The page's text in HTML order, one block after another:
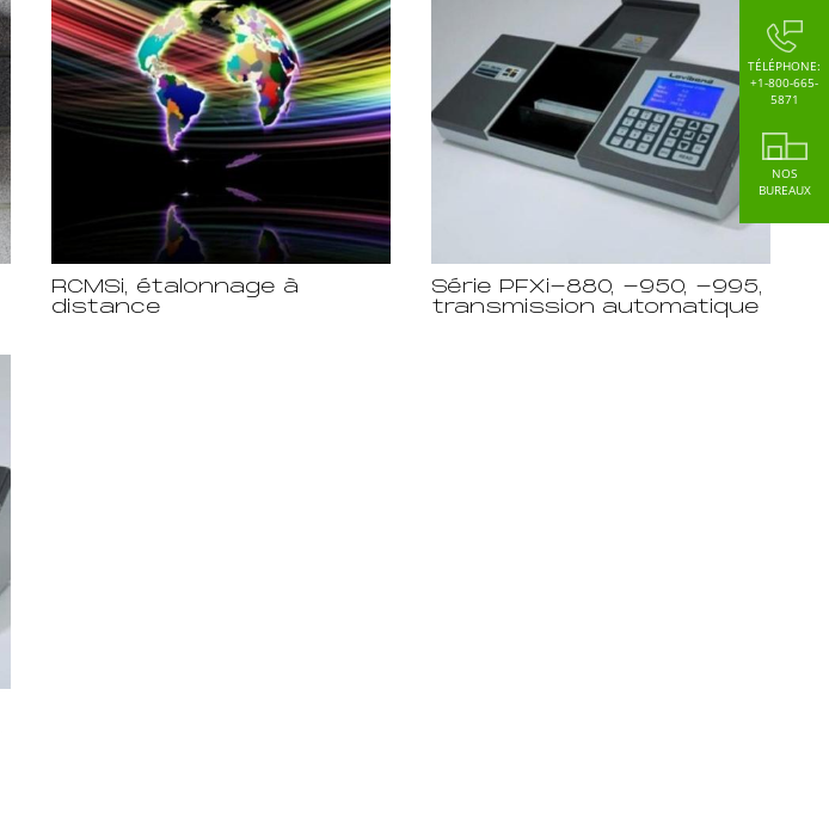
RCMSi, étalonnage à
distance
Série PFXi-880, -950, -995,
transmission automatique
TÉLÉPHONE:
+1-800-665-
5871
NOS
BUREAUX